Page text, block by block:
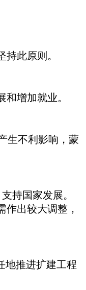
此原则。
增加就业。
生不利影响，蒙
持国家发展。
出较大调整，
地推进扩建工程